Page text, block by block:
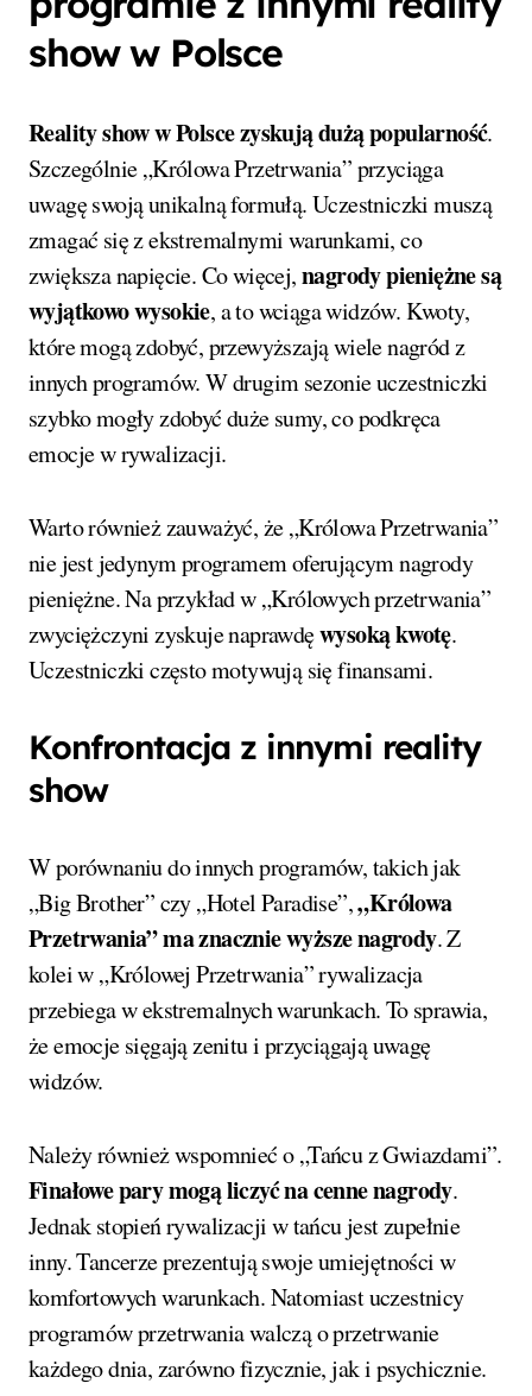
show w Polsce
Reality show w Polsce zyskują dużą popularność.
Szczególnie „Królowa Przetrwania” przyciąga
uwagę swoją unikalną formułą. Uczestniczki muszą
zmagać się z ekstremalnymi warunkami, co
zwiększa napięcie. Co więcej,nagrody pieniężne są
wyjątkowo wysokie, a to wciąga widzów. Kwoty,
które mogą zdobyć, przewyższają wiele nagród z
innych programów. W drugim sezonie uczestniczki
szybko mogły zdobyć duże sumy, co podkręca
emocje w rywalizacji.
Warto również zauważyć, że „Królowa Przetrwania”
nie jest jedynym programem oferującym nagrody
pieniężne. Na przykład w „Królowych przetrwania”
zwyciężczyni zyskuje naprawdęwysoką kwotę.
Uczestniczki często motywują się finansami.
Konfrontacja z innymi reality
show
W porównaniu do innych programów, takich jak
„Big Brother” czy „Hotel Paradise”,„Królowa
Przetrwania” ma znacznie wyższe nagrody. Z
kolei w „Królowej Przetrwania” rywalizacja
przebiega w ekstremalnych warunkach. To sprawia,
że emocje sięgają zenitu i przyciągają uwagę
widzów.
Należy również wspomnieć o „Tańcu z Gwiazdami”.
Finałowe pary mogą liczyć na cenne nagrody.
Jednak stopień rywalizacji w tańcu jest zupełnie
inny. Tancerze prezentują swoje umiejętności w
komfortowych warunkach. Natomiast uczestnicy
programów przetrwania walczą o przetrwanie
każdego dnia, zarówno fizycznie, jak i psychicznie.